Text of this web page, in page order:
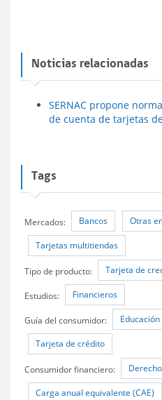
Noticias relacionadas
SERNAC propone
de cuenta de tarjetas
Tags
Mercados: Bancos Otras
Tarjetas multitiendas
Tipo de producto: Tarjeta de
Estudios: Financieros
Guía del consumidor:
Tarjeta de crédito
Consumidor financiero:
Carga anual equivalente (CAE)